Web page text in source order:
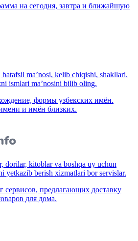
на сегодня, завтра и ближайшую
ma’nosi, kelib chiqishi, shakllari.
ismlari ma’nosini bilib oling.
формы узбекских имён.
и имён близких.
kitoblar va boshqa uy uchun
yetkazib berish xizmatlari bor servislar.
предлагающих доставку
для дома.